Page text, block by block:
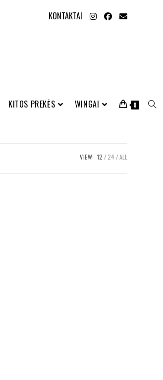
KONTAKTAI
KITOS PREKĖS WINGAI 0
VIEW: 12 24 ALL